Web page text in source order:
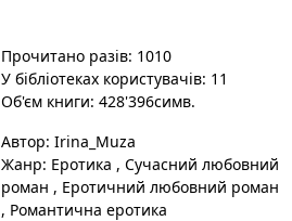
Прочитано разів: 1010
У бібліотеках користувачів: 11
Об'єм книги: 428'396симв.
Автор: Irina_Muza
Жанр: Еротика , Сучасний любовний
роман , Еротичний любовний роман
, Романтична еротика